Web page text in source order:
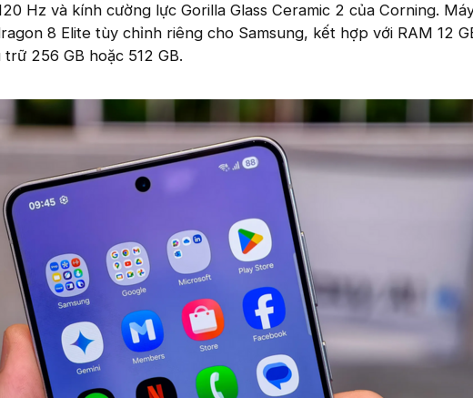
Hz và kính cường lực Gorilla Glass Ceramic 2 của Corning.
8 Elite tùy chỉnh riêng cho Samsung, kết hợp với RAM 12
256 GB hoặc 512 GB.